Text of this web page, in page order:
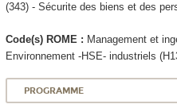
(343) - Sécurite des biens et des
Code(s) ROME : Management et
Environnement -HSE- industriels
PROGRAMME